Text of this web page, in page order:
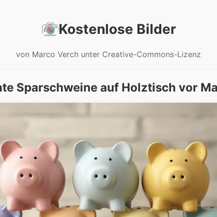
Kostenlose Bilder
von Marco Verch unter Creative-Commons-Lizenz
Sparschweine auf Holztisch vor